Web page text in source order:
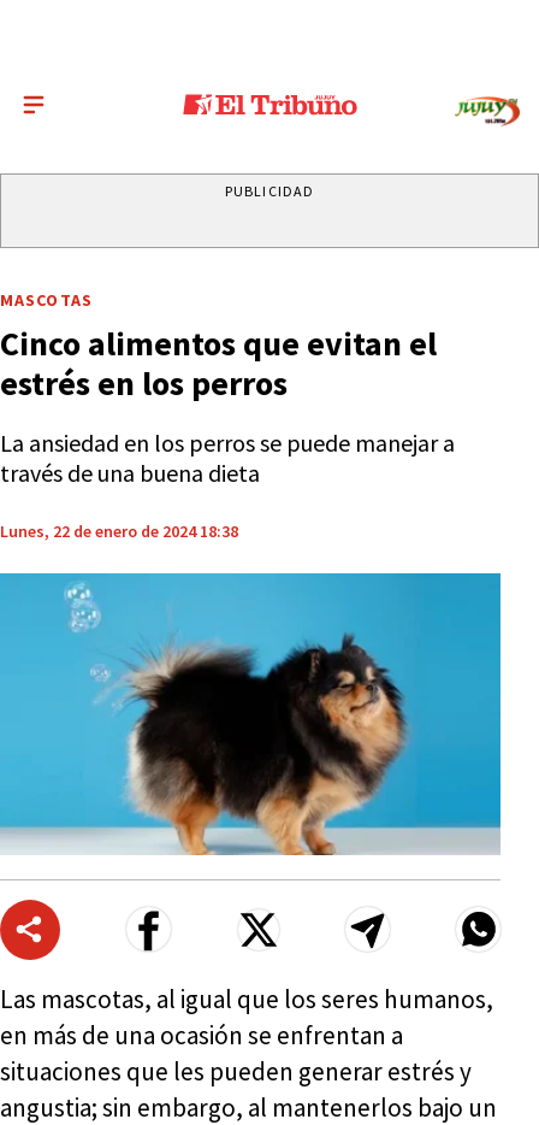
PUBLICIDAD
MASCOTAS
Cinco alimentos que evitan el
estrés en los perros
La ansiedad en los perros se puede manejar a
través de una buena dieta
Lunes, 22 de enero de 2024 18:38
Las mascotas, al igual que los seres humanos,
en más de una ocasión se enfrentan a
situaciones que les pueden generar estrés y
angustia; sin embargo, al mantenerlos bajo un